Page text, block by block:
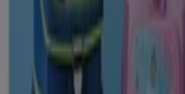
Konsul-Smidt-Str. 8s/Port 5, Bremen
35 m